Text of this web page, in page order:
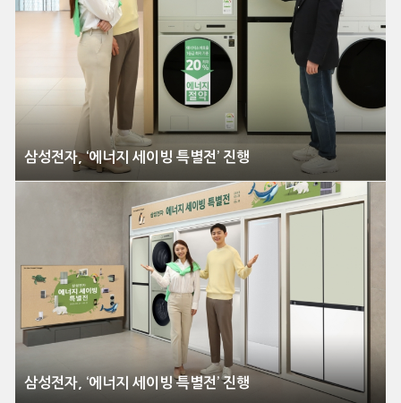
삼성전자, ‘에너지 세이빙 특별전’ 진행
삼성전자, ‘에너지 세이빙 특별전’ 진행